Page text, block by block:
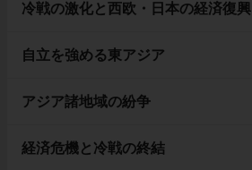
冷戦の激化と西欧・日本の経済復興
自立を強める東アジア
アジア諸地域の紛争
経済危機と冷戦の終結